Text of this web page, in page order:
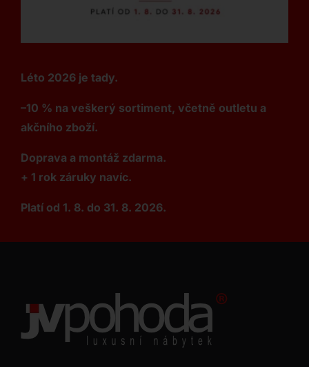
Léto 2026 je tady.
–10 % na veškerý sortiment, včetně outletu a
akčního zboží.
Doprava a montáž zdarma.
+ 1 rok záruky navíc.
Platí od 1. 8. do 31. 8. 2026.